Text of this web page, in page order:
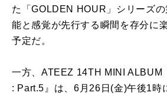
た「GOLDEN HOUR」シリーズ
能と感覚が先行する瞬間を存分に
予定だ。
一方、ATEEZ 14TH MINI ALBUM
: Part.5』は、6月26日(金)午後1時